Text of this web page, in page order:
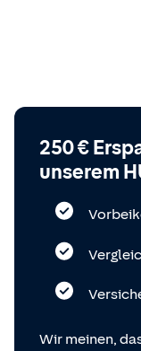
250 €
unserem
Wir meinen,